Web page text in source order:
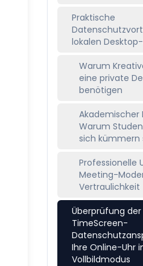
Praktische
lokalen
Warum
eine private
benötigen
Akademischer
Warum
sich kümmern
Professionelle
Meeting-
Vertraulichkeit
Überprüfung der
TimeScreen-
Ihre Online-Uhr
Vollbildmodus